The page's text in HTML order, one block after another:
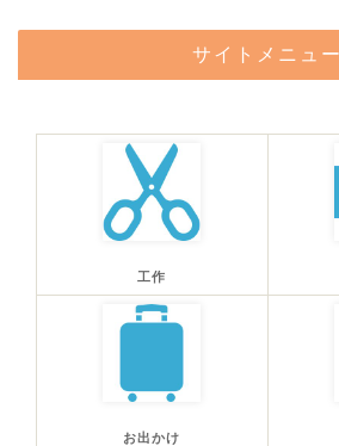
サイトメニュー
工作
お出かけ